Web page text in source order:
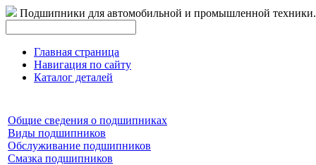
Подшипники для автомобильной и промышленной техники.
Главная страница
Навигация по сайту
Каталог деталей
Общие сведения о подшипниках
Виды подшипников
Обслуживание подшипников
Смазка подшипников